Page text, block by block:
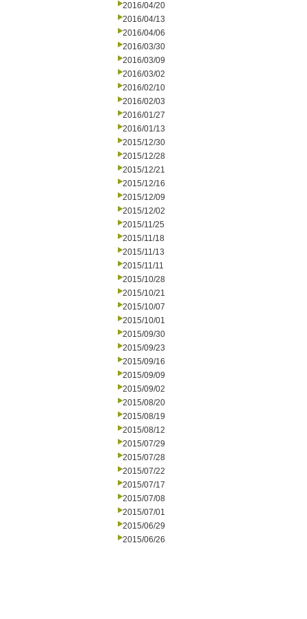
2016/04/20
2016/04/13
2016/04/06
2016/03/30
2016/03/09
2016/03/02
2016/02/10
2016/02/03
2016/01/27
2016/01/13
2015/12/30
2015/12/28
2015/12/21
2015/12/16
2015/12/09
2015/12/02
2015/11/25
2015/11/18
2015/11/13
2015/11/11
2015/10/28
2015/10/21
2015/10/07
2015/10/01
2015/09/30
2015/09/23
2015/09/16
2015/09/09
2015/09/02
2015/08/20
2015/08/19
2015/08/12
2015/07/29
2015/07/28
2015/07/22
2015/07/17
2015/07/08
2015/07/01
2015/06/29
2015/06/26